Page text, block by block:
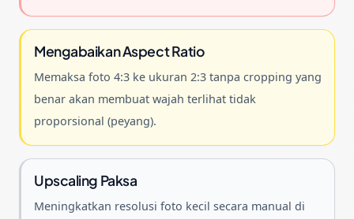
Mengabaikan Aspect Ratio
Memaksa foto 4:3 ke ukuran 2:3 tanpa cropping yang
benar akan membuat wajah terlihat tidak
proporsional (peyang).
Upscaling Paksa
Meningkatkan resolusi foto kecil secara manual di